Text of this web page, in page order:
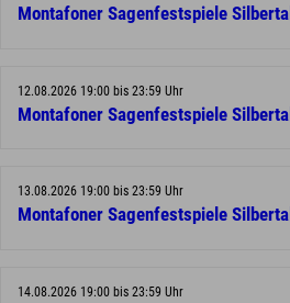
Montafoner Sagenfestspiele Silbertal
12.08.2026 19:00 bis 23:59 Uhr
Montafoner Sagenfestspiele Silbertal
13.08.2026 19:00 bis 23:59 Uhr
Montafoner Sagenfestspiele Silbertal
14.08.2026 19:00 bis 23:59 Uhr